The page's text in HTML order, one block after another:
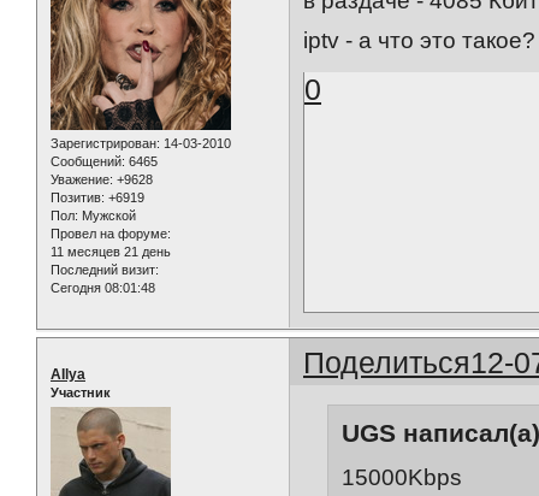
Зарегистрирован: 14-03-2010
Сообщений: 6465
Уважение: +9628
Позитив: +6919
Пол: Мужской
Провел на форуме:
11 месяцев 21 день
Последний визит:
Сегодня 08:01:48
iptv - а что это
0
Поделиться12-
AIlya
Участник
UGS
15000Kbps